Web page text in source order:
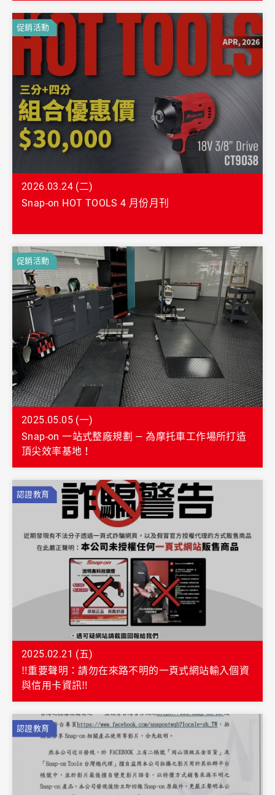
促銷活動
2026.03.24 (二)
Snap-on HOT TOOLS 4 月份月刊
促銷活動
2025.05.05 (一)
Snap-on 一站式整廠規劃 — 為摩托車工作場所打造
頂尖效率基地！
認證教育
2025.02.21 (五)
‼️重要聲明：請勿在來路不明的一頁式網站輸入個資
與信用卡資訊‼️
認證教育